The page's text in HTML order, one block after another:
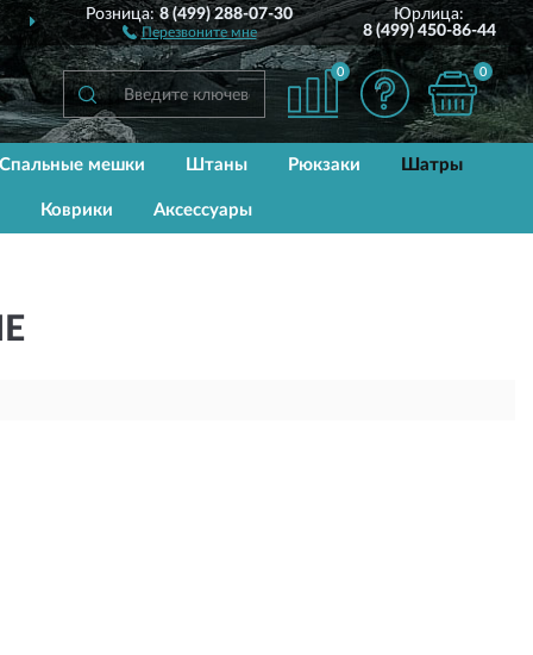
ДО 2 ЛЕТГАРАНТИЯ
Розница:8 (499) 288-07-30
Перезвоните мне
Юрлица:
8 (499) 450-86-44
0 0
мешки Штаны Рюкзаки Шатры
Коврики Аксессуары